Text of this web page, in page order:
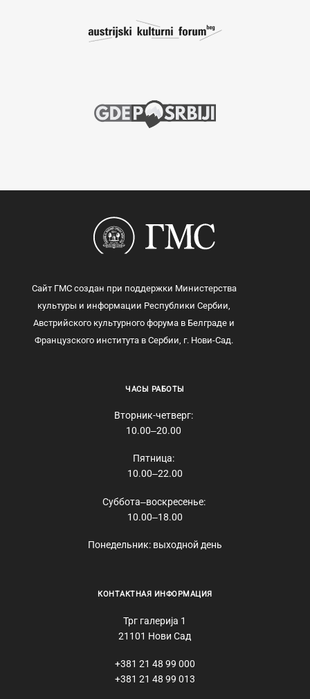
Сайт ГМС создан при поддержки Министерства
культуры и информации Республики Сербии,
Австрийского культурного форума в Белграде и
Французского института в Сербии, г. Нови-Сад.
ЧАСЫ РАБОТЫ
Вторник-четверг:
10.00‒20.00
Пятница:
10.00‒22.00
Суббота‒воскресенье:
10.00‒18.00
Понедельник: выходной день
КОНТАКТНАЯ ИНФОРМАЦИЯ
Трг галерија 1
21101 Нови Сад
+381 21 48 99 000
+381 21 48 99 013